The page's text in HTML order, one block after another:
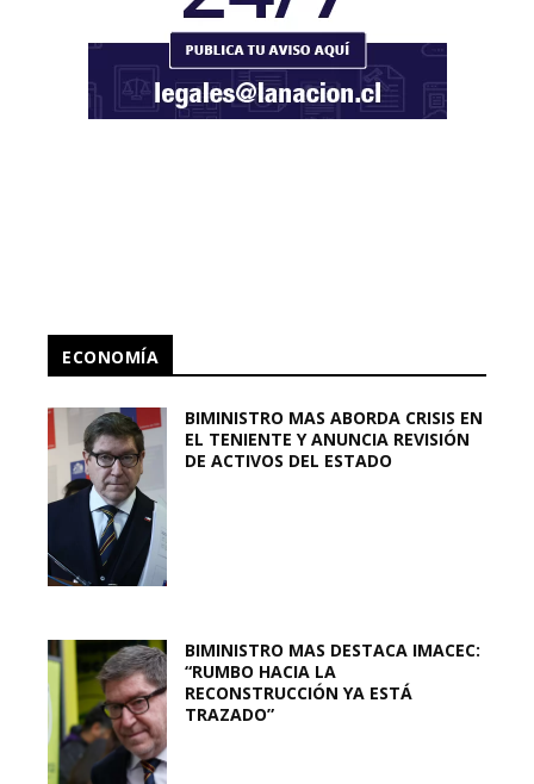
ECONOMÍA
BIMINISTRO MAS ABORDA CRISIS EN
EL TENIENTE Y ANUNCIA REVISIÓN
DE ACTIVOS DEL ESTADO
BIMINISTRO MAS DESTACA IMACEC:
“RUMBO HACIA LA
RECONSTRUCCIÓN YA ESTÁ
TRAZADO”